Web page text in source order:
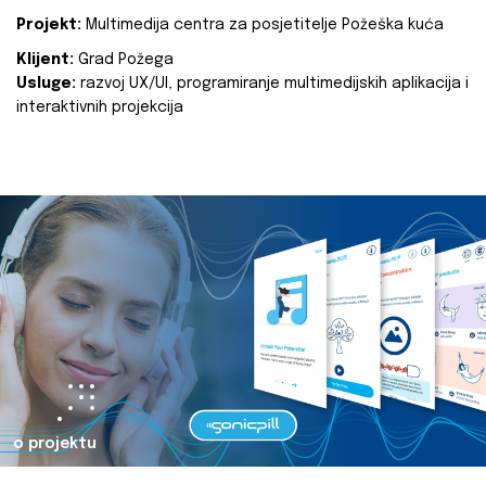
Projekt: Multimedija centra za posjetitelje Požeška kuća
Klijent: Grad Požega
Usluge: razvoj UX/UI, programiranje multimedijskih aplikacija i
interaktivnih projekcija
o projektu